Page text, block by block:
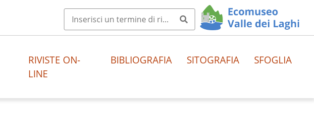
RIVISTE ON-
LINE
BIBLIOGRAFIA SITOGRAFIA SFOGLIA